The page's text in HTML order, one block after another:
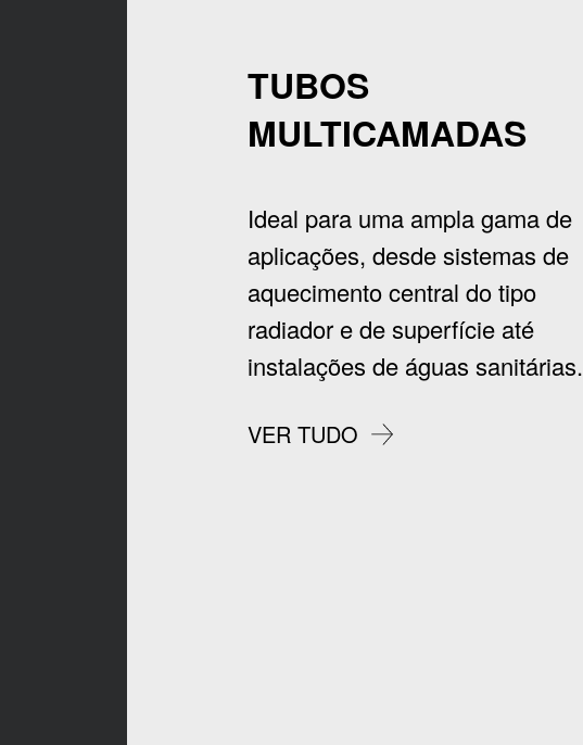
TUBOS
MULTICAMADAS
Ideal para uma ampla gama de
aplicações, desde sistemas de
aquecimento central do tipo
radiador e de superfície até
instalações de águas sanitárias.
VER TUDO